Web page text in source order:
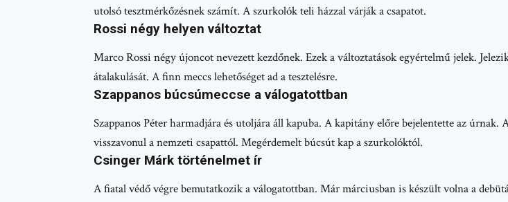
utolsó tesztmérkőzésnek számít. A szurkolók teli házzal várják a csapatot.
Rossi négy helyen változtat
Marco Rossi négy újoncot nevezett kezdőnek. Ezek a változtatások egyértelmű jelek.
átalakulását. A finn meccs lehetőséget ad a tesztelésre.
Szappanos búcsúmeccse a válogatottban
Szappanos Péter harmadjára és utoljára áll kapuba. A kapitány előre bejelentette az úrnak.
visszavonul a nemzeti csapattól. Megérdemelt búcsút kap a szurkolóktól.
Csinger Márk történelmet ír
A fiatal védő végre bemutatkozik a válogatottban. Már márciusban is készült volna a